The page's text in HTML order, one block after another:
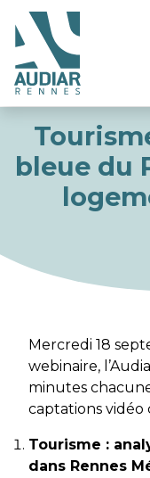
bleue du
Mercredi 18
webinaire,
minutes
captations vidéo
Tourisme :
dans Rennes